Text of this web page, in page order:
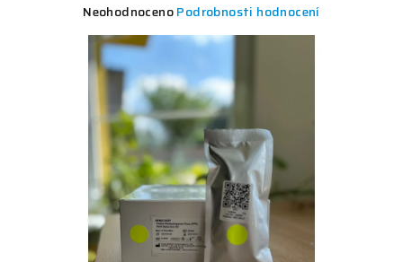
Průměrné
produktu
je
hvězdiček.
NeohodnocenoPodrobnosti hodnocení